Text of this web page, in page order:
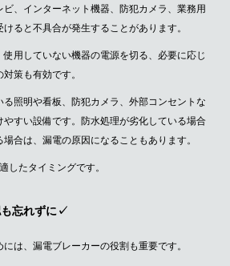
、インターネット機器、防犯カメラ、業務用
ると不具合が発生することがあります。
用していない機器の電源を切る、必要に応じ
策も有効です。
る照明や看板、防犯カメラ、外部コンセントな
やすい設備です。防水処理が劣化している場合
合は、漏電の原因になることもあります。
したタイミングです。
も忘れずに✓
は、漏電ブレーカーの役割も重要です。